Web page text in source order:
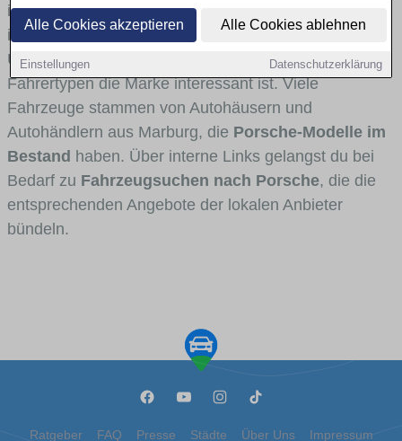
Alle Cookies akzeptieren Alle Cookies ablehnen
Einstellungen Datenschutzerklärung
in welchen Fahrzeugklassen Porsche stark vertreten
ist, welche Modellreihen häufig im Stadt- und
Umlandverkehr zu sehen sind und für welche
Fahrertypen die Marke interessant ist. Viele
Fahrzeuge stammen von Autohäusern und
Autohändlern aus Marburg, die Porsche-Modelle im
Bestand haben. Über interne Links gelangst du bei
Bedarf zu Fahrzeugsuchen nach Porsche, die die
entsprechenden Angebote der lokalen Anbieter
bündeln.
Ratgeber FAQ Presse Städte Über Uns Impressum